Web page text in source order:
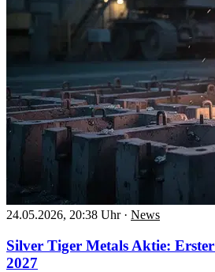
24.05.2026, 20:38 Uhr · News
Silver Tiger Metals Aktie: Erster
2027